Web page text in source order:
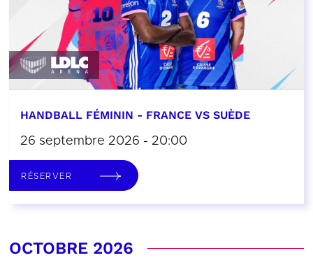
HANDBALL FÉMININ - FRANCE VS SUÈDE
26 septembre 2026 - 20:00
RÉSERVER
OCTOBRE 2026